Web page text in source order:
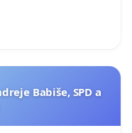
Babiše, SPD a